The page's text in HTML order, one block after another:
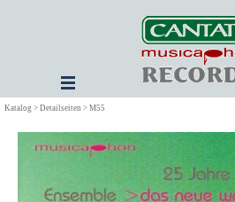
Menü überspringen
Katalog > Detailseiten > M55